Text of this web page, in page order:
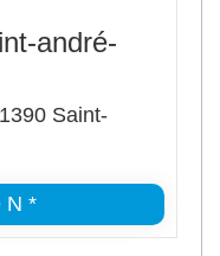
andré-
Saint-
*